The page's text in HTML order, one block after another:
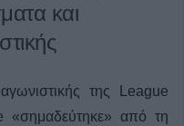
και
της League
«σημαδεύτηκε» από τη